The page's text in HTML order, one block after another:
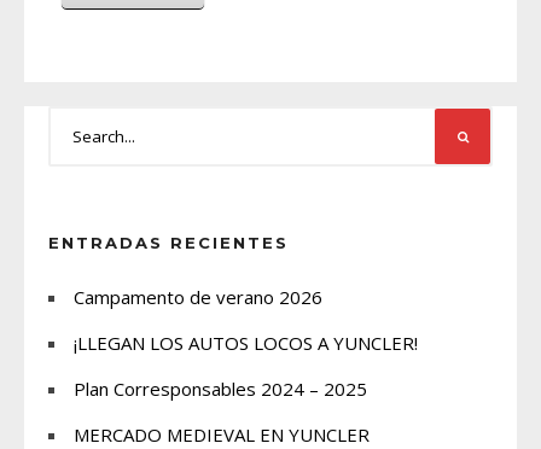
ENTRADAS RECIENTES
Campamento de verano 2026
¡LLEGAN LOS AUTOS LOCOS A YUNCLER!
Plan Corresponsables 2024 – 2025
MERCADO MEDIEVAL EN YUNCLER